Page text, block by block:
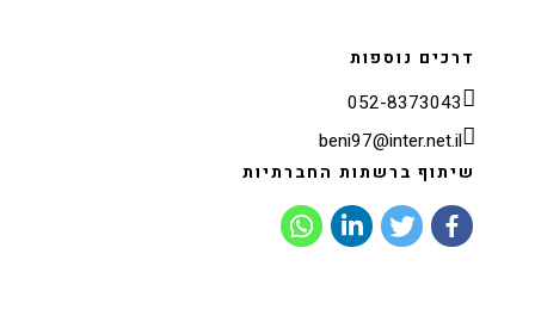
דרכים נוספות
052-8373043
beni97@inter.net.il
שיתוף ברשתות החברתיות